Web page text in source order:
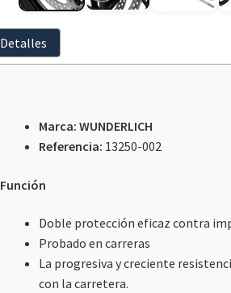
Detalles
Marca: WUNDERLICH
Referencia: 13250-002
Función
Doble protección eficaz contra
Probado en carreras
La progresiva y creciente
con la carretera.